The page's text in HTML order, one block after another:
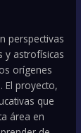
perspectivas
y astrofísicas
orígenes
El proyecto,
que
área en